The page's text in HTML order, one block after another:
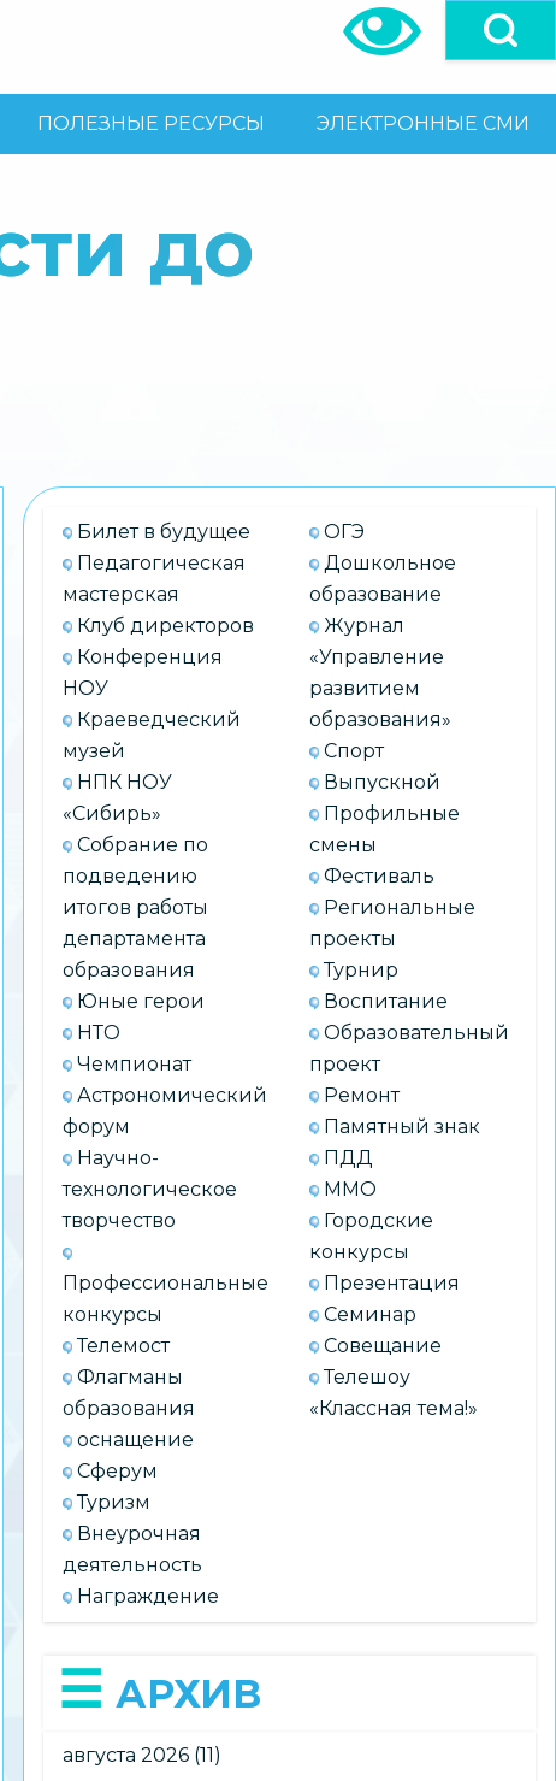
ПОЛЕЗНЫЕ РЕСУРСЫ ЭЛЕКТРОННЫЕ СМИ
до
Билет в будущее
Педагогическая
мастерская
Клуб директоров
Конференция
НОУ
Краеведческий
музей
НПК НОУ
«Сибирь»
Собрание по
подведению
итогов работы
департамента
образования
Юные герои
НТО
Чемпионат
Астрономический
форум
Научно-
технологическое
творчество
Профессиональные
конкурсы
Телемост
Флагманы
образования
оснащение
Сферум
Туризм
Внеурочная
деятельность
Награждение
ОГЭ
Дошкольное
образование
Журнал
«Управление
развитием
образования»
Спорт
Выпускной
Профильные
смены
Фестиваль
Региональные
проекты
Турнир
Воспитание
Образовательный
проект
Ремонт
Памятный знак
ПДД
ММО
Городские
конкурсы
Презентация
Семинар
Совещание
Телешоу
«Классная тема!»
АРХИВ
августа 2026 (11)